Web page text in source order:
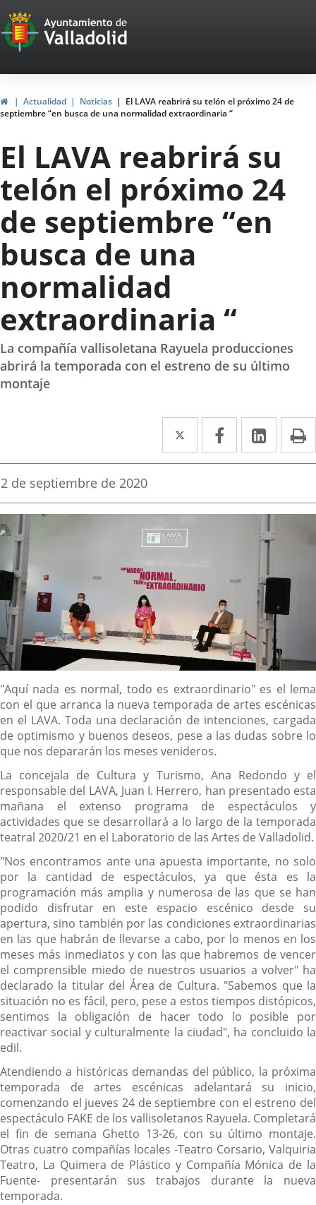
Portal
Web
del
Ayuntamiento
de
Valladolid
HomeActualidad Noticias
El LAVA reabrirá su telón el próximo 24 de
septiembre “en busca de una normalidad extraordinaria “
El LAVA reabrirá su
telón el próximo 24
de septiembre “en
busca de una
normalidad
extraordinaria “
La compañía vallisoletana Rayuela producciones
abrirá la temporada con el estreno de su último
montaje
Twitter
Enlace
a
aplicación
externa.
Facebook
Enlace
a
aplicación
externa.
Enlace
a
Fecha
la
noticia
2 de septiembre de 2020
Descripción
"Aquí nada es normal, todo es extraordinario" es el lema
con el que arranca la nueva temporada de artes escénicas
en el LAVA. Toda una declaración de intenciones, cargada
de optimismo y buenos deseos, pese a las dudas sobre lo
que nos depararán los meses venideros.
La concejala de Cultura y Turismo, Ana Redondo y el
responsable del LAVA, Juan I. Herrero, han presentado esta
mañana el extenso programa de espectáculos y
actividades que se desarrollará a lo largo de la temporada
teatral 2020/21 en el Laboratorio de las Artes de Valladolid.
"Nos encontramos ante una apuesta importante, no solo
por la cantidad de espectáculos, ya que ésta es la
programación más amplia y numerosa de las que se han
podido disfrutar en este espacio escénico desde su
apertura, sino también por las condiciones extraordinarias
en las que habrán de llevarse a cabo, por lo menos en los
meses más inmediatos y con las que habremos de vencer
el comprensible miedo de nuestros usuarios a volver" ha
declarado la titular del Área de Cultura. "Sabemos que la
situación no es fácil, pero, pese a estos tiempos distópicos,
sentimos la obligación de hacer todo lo posible por
reactivar social y culturalmente la ciudad", ha concluido la
edil.
Atendiendo a históricas demandas del público, la próxima
temporada de artes escénicas adelantará su inicio,
comenzando el jueves 24 de septiembre con el estreno del
espectáculo FAKE de los vallisoletanos Rayuela. Completará
el fin de semana Ghetto 13-26, con su último montaje.
Otras cuatro compañías locales -Teatro Corsario, Valquiria
Teatro, La Quimera de Plástico y Compañía Mónica de la
Fuente- presentarán sus trabajos durante la nueva
temporada.